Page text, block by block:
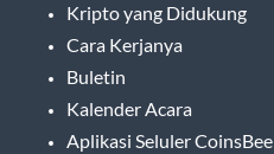
Kripto yang Didukung
Cara Kerjanya
Buletin
Kalender Acara
Aplikasi Seluler CoinsBee